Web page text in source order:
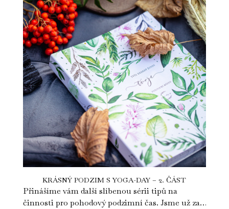
KRÁSNÝ PODZIM S YOGA-DAY – 2. ČÁST
Přinášíme vám další slíbenou sérii tipů na
činnosti pro pohodový podzimní čas. Jsme už za